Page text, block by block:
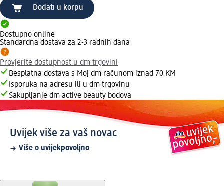
Dodati u korpu
Dostupno online
Standardna dostava za 2-3 radnih dana
Provjerite dostupnost u dm trgovini
Besplatna dostava s Moj dm računom iznad 70 KM
Isporuka na adresu ili u dm trgovinu
Sakupljanje dm active beauty bodova
Uvijek više za vaš novac
Više o uvijekpovoljno